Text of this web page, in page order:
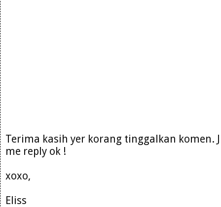
Terima kasih yer korang tinggalkan komen.
me reply ok !
xoxo,
Eliss